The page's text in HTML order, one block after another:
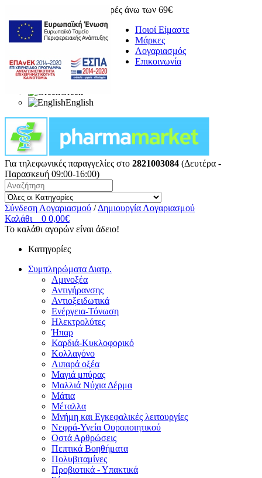
Δωρεάν μεταφορικά για αγορές άνω των 69€
Ποιοί Είμαστε
Μάρκες
Λογαριασμός
Επικοινωνία
Greek
English
Για τηλεφωνικές παραγγελίες στο 2821003084 (Δευτέρα -
Παρασκευή 09:00-16:00)
Σύνδεση Λογαριασμού / Δημιουργία Λογαριασμού
Καλάθι
0 0,00€
Το καλάθι αγορών είναι άδειο!
Κατηγορίες
Συμπληρώματα Διατρ.
Αμινοξέα
Αντιγήρανσης
Αντιοξειδωτικά
Ενέργεια-Τόνωση
Ηλεκτρολύτες
Ήπαρ
Καρδιά-Κυκλοφορικό
Κολλαγόνο
Λιπαρά οξέα
Μαγιά μπύρας
Μαλλιά Νύχια Δέρμα
Μάτια
Μέταλλα
Μνήμη και Εγκεφαλικές λειτουργίες
Νεφρά-Υγεία Ουροποιητικού
Οστά Αρθρώσεις
Πεπτικά Βοηθήματα
Πολυβιταμίνες
Προβιοτικά - Υπακτικά